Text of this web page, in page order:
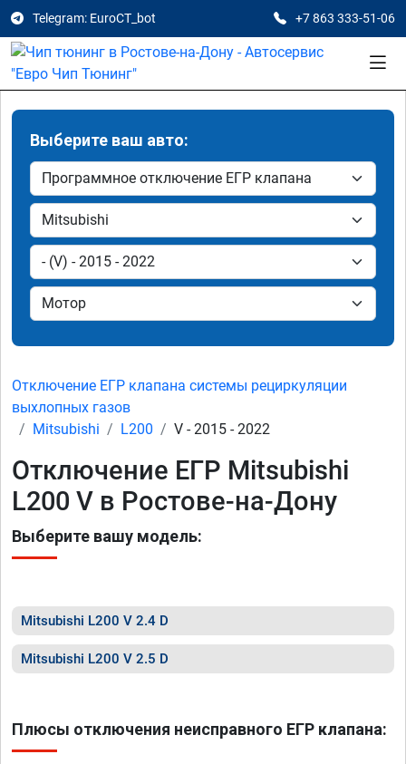
Telegram: EuroCT_bot +7 863 333-51-06
Выберите ваш авто:
Отключение ЕГР клапана системы рециркуляции
выхлопных газов
Mitsubishi
L200 V - 2015 - 2022
Отключение ЕГР Mitsubishi
L200 V в Ростове-на-Дону
Выберите вашу модель:
Mitsubishi L200 V 2.4 D
Mitsubishi L200 V 2.5 D
Плюсы отключения неисправного ЕГР клапана: